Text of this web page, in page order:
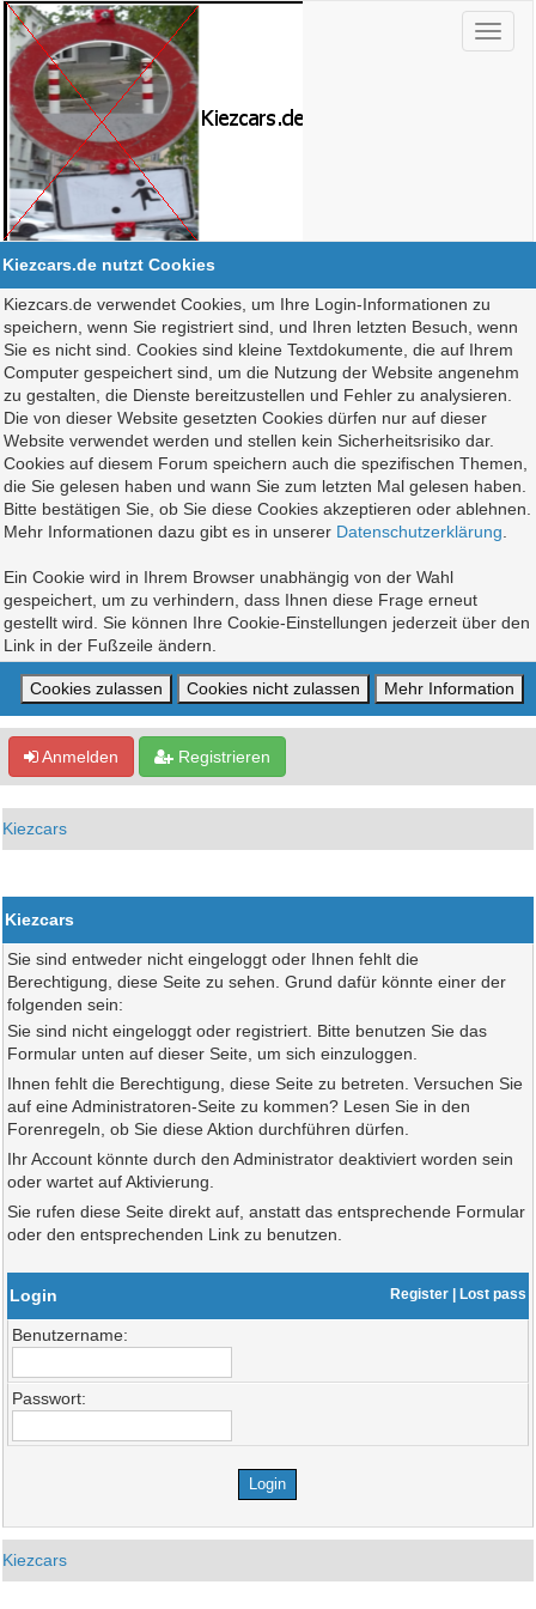
Kiezcars.de nutzt Cookies
Kiezcars.de verwendet Cookies, um Ihre Login-Informationen zu
speichern, wenn Sie registriert sind, und Ihren letzten Besuch, wenn
Sie es nicht sind. Cookies sind kleine Textdokumente, die auf Ihrem
Computer gespeichert sind, um die Nutzung der Website angenehm
zu gestalten, die Dienste bereitzustellen und Fehler zu analysieren.
Die von dieser Website gesetzten Cookies dürfen nur auf dieser
Website verwendet werden und stellen kein Sicherheitsrisiko dar.
Cookies auf diesem Forum speichern auch die spezifischen Themen,
die Sie gelesen haben und wann Sie zum letzten Mal gelesen haben.
Bitte bestätigen Sie, ob Sie diese Cookies akzeptieren oder ablehnen.
Mehr Informationen dazu gibt es in unserer Datenschutzerklärung
Ein Cookie wird in Ihrem Browser unabhängig von der Wahl
gespeichert, um zu verhindern, dass Ihnen diese Frage erneut
gestellt wird. Sie können Ihre Cookie-Einstellungen jederzeit über den
Link in der Fußzeile ändern.
Anmelden Registrieren
Kiezcars
Kiezcars
Sie sind entweder nicht eingeloggt oder Ihnen fehlt die
Berechtigung, diese Seite zu sehen. Grund dafür könnte einer der
folgenden sein:
Sie sind nicht eingeloggt oder registriert. Bitte benutzen Sie das
Formular unten auf dieser Seite, um sich einzuloggen.
Ihnen fehlt die Berechtigung, diese Seite zu betreten. Versuchen Sie
auf eine Administratoren-Seite zu kommen? Lesen Sie in den
Forenregeln, ob Sie diese Aktion durchführen dürfen.
Ihr Account könnte durch den Administrator deaktiviert worden sein
oder wartet auf Aktivierung.
Sie rufen diese Seite direkt auf, anstatt das entsprechende Formular
oder den entsprechenden Link zu benutzen.
Login Register| Lost pass
Benutzername:
Passwort:
Kiezcars